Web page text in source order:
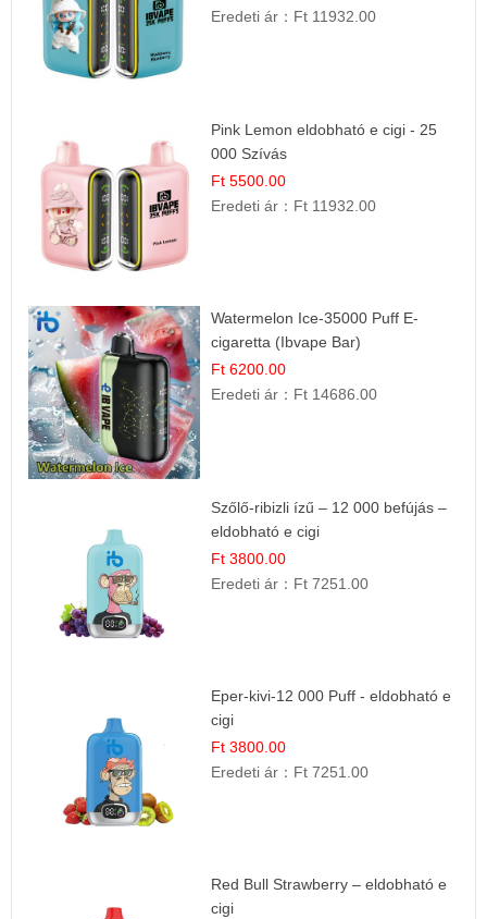
Eredeti ár： Ft 11932.00
Pink Lemon eldobható e cigi - 25
000 Szívás
Ft 5500.00
Eredeti ár： Ft 11932.00
Watermelon Ice-35000 Puff E-
cigaretta (Ibvape Bar)
Ft 6200.00
Eredeti ár： Ft 14686.00
Szőlő-ribizli ízű – 12 000 befújás –
eldobható e cigi
Ft 3800.00
Eredeti ár： Ft 7251.00
Eper-kivi-12 000 Puff - eldobható e
cigi
Ft 3800.00
Eredeti ár： Ft 7251.00
Red Bull Strawberry – eldobható e
cigi